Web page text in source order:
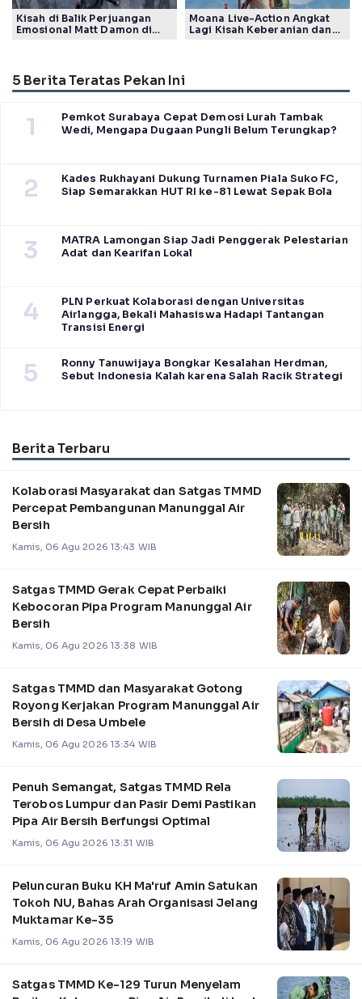
Kisah di Balik Perjuangan
Emosional Matt Damon di
Moana Live-Action Angkat
Lagi Kisah Keberanian dan
5 Berita Teratas Pekan Ini
1
Pemkot Surabaya Cepat Demosi Lurah Tambak
Wedi, Mengapa Dugaan Pungli Belum Terungkap?
2
Kades Rukhayani Dukung Turnamen Piala Suko FC,
Siap Semarakkan HUT RI ke-81 Lewat Sepak Bola
3
MATRA Lamongan Siap Jadi Penggerak Pelestarian
Adat dan Kearifan Lokal
4
PLN Perkuat Kolaborasi dengan Universitas
Airlangga, Bekali Mahasiswa Hadapi Tantangan
Transisi Energi
5
Ronny Tanuwijaya Bongkar Kesalahan Herdman,
Sebut Indonesia Kalah karena Salah Racik Strategi
Berita Terbaru
Kolaborasi Masyarakat dan Satgas TMMD
Percepat Pembangunan Manunggal Air
Bersih
Kamis, 06 Agu 2026 13:43 WIB
Satgas TMMD Gerak Cepat Perbaiki
Kebocoran Pipa Program Manunggal Air
Bersih
Kamis, 06 Agu 2026 13:38 WIB
Satgas TMMD dan Masyarakat Gotong
Royong Kerjakan Program Manunggal Air
Bersih di Desa Umbele
Kamis, 06 Agu 2026 13:34 WIB
Penuh Semangat, Satgas TMMD Rela
Terobos Lumpur dan Pasir Demi Pastikan
Pipa Air Bersih Berfungsi Optimal
Kamis, 06 Agu 2026 13:31 WIB
Peluncuran Buku KH Ma'ruf Amin Satukan
Tokoh NU, Bahas Arah Organisasi Jelang
Muktamar Ke-35
Kamis, 06 Agu 2026 13:19 WIB
Satgas TMMD Ke-129 Turun Menyelam